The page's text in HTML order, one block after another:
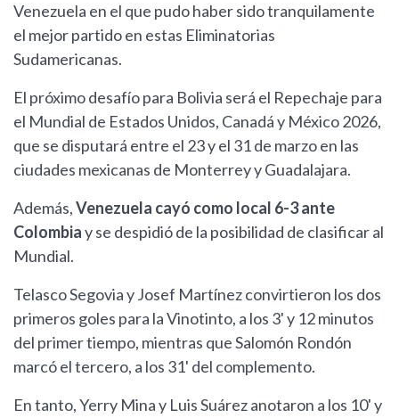
Venezuela en el que pudo haber sido tranquilamente
el mejor partido en estas Eliminatorias
Sudamericanas.
El próximo desafío para Bolivia será el Repechaje para
el Mundial de Estados Unidos, Canadá y México 2026,
que se disputará entre el 23 y el 31 de marzo en las
ciudades mexicanas de Monterrey y Guadalajara.
Además,Venezuela cayó como local 6-3 ante
Colombiay se despidió de la posibilidad de clasificar al
Mundial.
Telasco Segovia y Josef Martínez convirtieron los dos
primeros goles para la Vinotinto, a los 3' y 12 minutos
del primer tiempo, mientras que Salomón Rondón
marcó el tercero, a los 31' del complemento.
En tanto, Yerry Mina y Luis Suárez anotaron a los 10' y